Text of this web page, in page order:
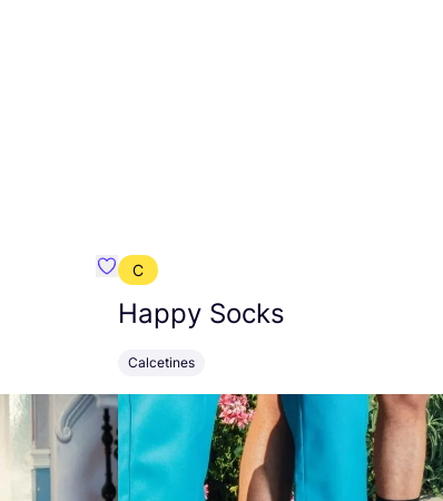
Favoritos {nombre}
C
Happy Socks
Calcetines